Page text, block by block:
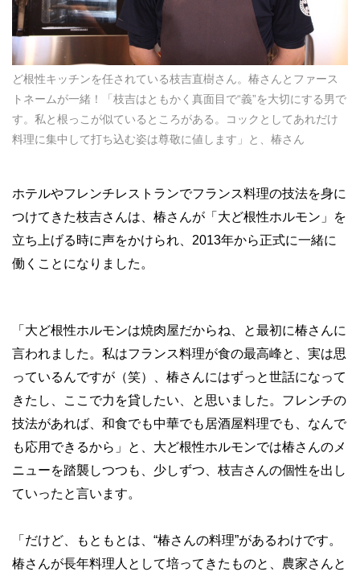
ど根性キッチンを任されている枝吉直樹さん。椿さんとファース
トネームが一緒！「枝吉はともかく真面目で“義”を大切にする男で
す。私と根っこが似ているところがある。コックとしてあれだけ
料理に集中して打ち込む姿は尊敬に値します」と、椿さん
ホテルやフレンチレストランでフランス料理の技法を身に
つけてきた枝吉さんは、椿さんが「大ど根性ホルモン」を
立ち上げる時に声をかけられ、2013年から正式に一緒に
働くことになりました。
「大ど根性ホルモンは焼肉屋だからね、と最初に椿さんに
言われました。私はフランス料理が食の最高峰と、実は思
っているんですが（笑）、椿さんにはずっと世話になって
きたし、ここで力を貸したい、と思いました。フレンチの
技法があれば、和食でも中華でも居酒屋料理でも、なんで
も応用できるから」と、大ど根性ホルモンでは椿さんのメ
ニューを踏襲しつつも、少しずつ、枝吉さんの個性を出し
ていったと言います。
「だけど、もともとは、“椿さんの料理”があるわけです。
椿さんが長年料理人として培ってきたものと、農家さんと